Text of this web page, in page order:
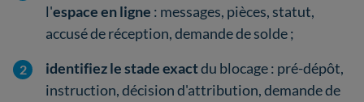
l'espace en ligne : messages, pièces, statut,
accusé de réception, demande de solde ;
identifiez le stade exactdu blocage : pré-dépôt,
instruction, décision d'attribution, demande de